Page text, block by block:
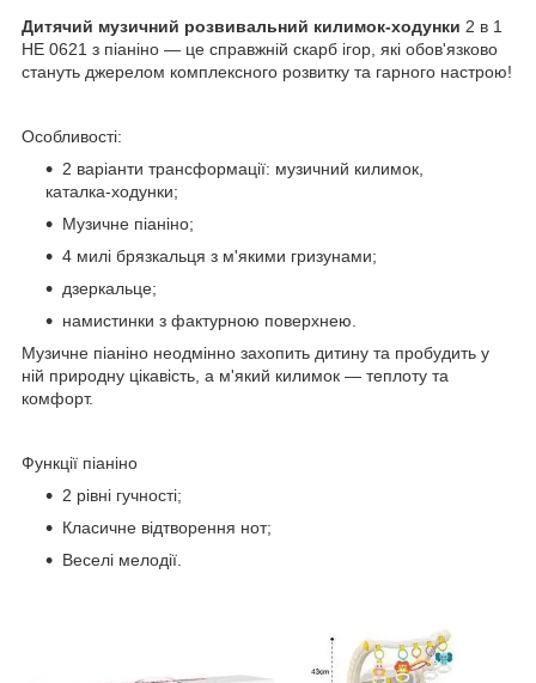
Дитячий музичний розвивальний килимок-ходунки 2 в 1
HE 0621 з піаніно — це справжній скарб ігор, які обов'язково
стануть джерелом комплексного розвитку та гарного настрою!
Особливості:
2 варіанти трансформації: музичний килимок,
каталка-ходунки;
Музичне піаніно;
4 милі брязкальця з м'якими гризунами;
дзеркальце;
намистинки з фактурною поверхнею.
Музичне піаніно неодмінно захопить дитину та пробудить у
ній природну цікавість, а м'який килимок — теплоту та
комфорт.
Функції піаніно
2 рівні гучності;
Класичне відтворення нот;
Веселі мелодії.